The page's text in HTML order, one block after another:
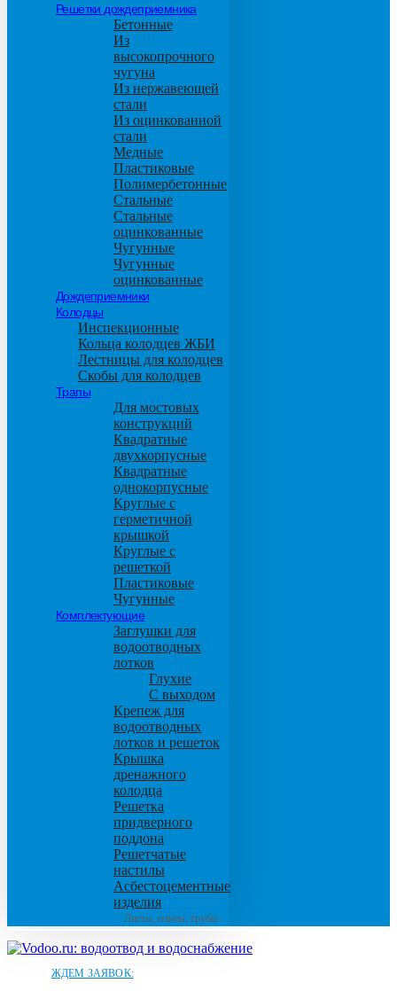
Решетки дождеприемника
Бетонные
Из
высокопрочного
чугуна
Из нержавеющей
стали
Из оцинкованной
стали
Медные
Пластиковые
Полимербетонные
Стальные
Стальные
оцинкованные
Чугунные
Чугунные
оцинкованные
Дождеприемники
Колодцы
Инспекционные
Кольца колодцев ЖБИ
Лестницы для колодцев
Скобы для колодцев
Трапы
Для мостовых
конструкций
Квадратные
двухкорпусные
Квадратные
однокорпусные
Круглые с
герметичной
крышкой
Круглые с
решеткой
Пластиковые
Чугунные
Комплектующие
Заглушки для
водоотводных
лотков
Глухие
С выходом
Крепеж для
водоотводных
лотков и решеток
Крышка
дренажного
колодца
Решетка
придверного
поддона
Решетчатые
настилы
Асбестоцементные
изделия
Листы, плиты, трубы
ЖДЕМ ЗАЯВОК: